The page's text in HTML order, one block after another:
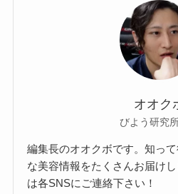
オオク
びよう研究
編集長のオオクボです。知っ
な美容情報をたくさんお届け
は各SNSにご連絡下さい！